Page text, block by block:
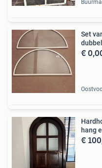
Set
€
hang
€